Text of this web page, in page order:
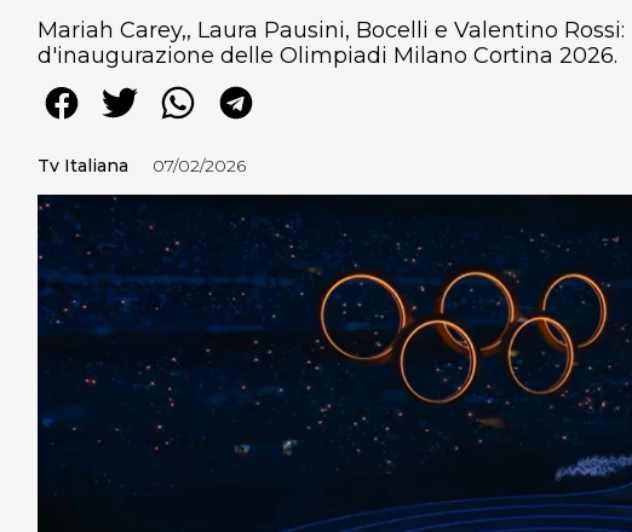
Mariah Carey,, Laura Pausini, Bocelli e Valentino
d'inaugurazione delle Olimpiadi Milano Cortina 2026.
Tv Italiana 07/02/2026